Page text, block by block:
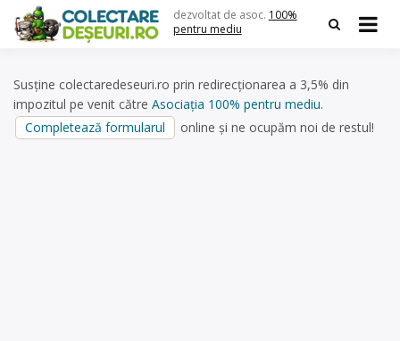
content
dezvoltat de asoc. 100%
pentru mediu
Susține colectaredeseuri.ro prin redirecționarea a 3,5% din
impozitul pe venit către Asociația 100% pentru mediu.
Completează formularul
online și ne ocupăm noi de restul!